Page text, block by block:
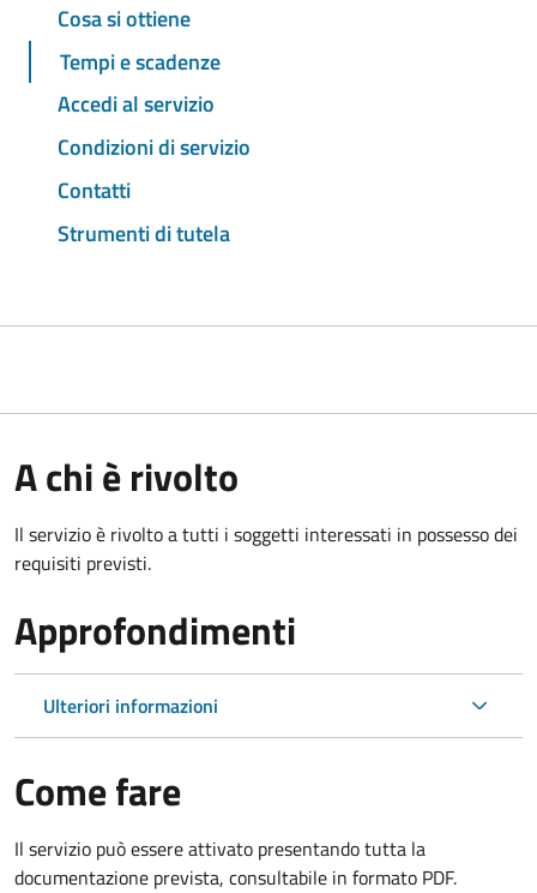
Cosa si ottiene
Tempi e scadenze
Accedi al servizio
Condizioni di servizio
Contatti
Strumenti di tutela
A chi è rivolto
Il servizio è rivolto a tutti i soggetti interessati in possesso dei
requisiti previsti.
Approfondimenti
Ulteriori informazioni
Come fare
Il servizio può essere attivato presentando tutta la
documentazione prevista, consultabile in formato PDF.